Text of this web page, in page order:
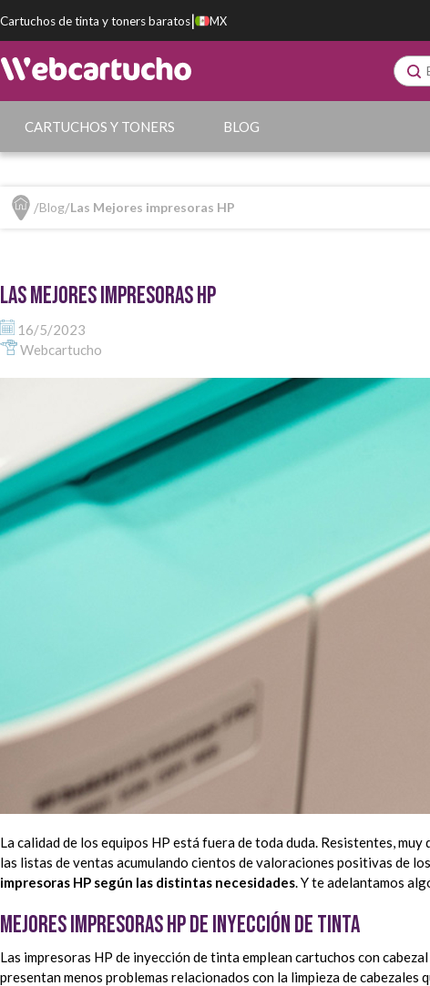
Cartuchos de tinta y toners baratos| MX
CARTUCHOS Y TONERS BLOG
Blog Las Mejores impresoras HP
Las Mejores impresoras HP
16/5/2023
Webcartucho
La calidad de los equipos HP está fuera de toda duda. Resistentes,
las listas de ventas acumulando cientos de valoraciones positivas de
impresoras HP según las distintas necesidades . Y te adelantamos
Mejores impresoras HP de inyección de tinta
Las impresoras HP de inyección de tinta emplean cartuchos con
presentan menos problemas relacionados con la limpieza de cabezales